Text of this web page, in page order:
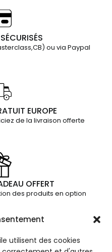
utilisent des cookies
ou via Paypal
EUROPE
de la livraison offerte
OFFERT
des produits en option
INFOR JUL ET